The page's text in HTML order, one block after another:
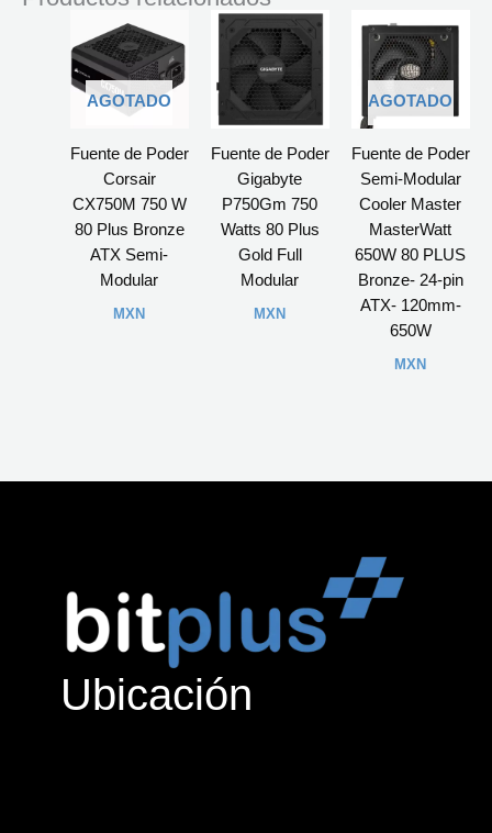
AGOTADO
Fuente de Poder
Corsair
CX750M 750 W
80 Plus Bronze
ATX Semi-
Modular
MXN
Fuente de Poder
Gigabyte
P750Gm 750
Watts 80 Plus
Gold Full
Modular
MXN
AGOTADO
Fuente de Poder
Semi-Modular
Cooler Master
MasterWatt
650W 80 PLUS
Bronze- 24-pin
ATX- 120mm-
650W
MXN
Ubicación